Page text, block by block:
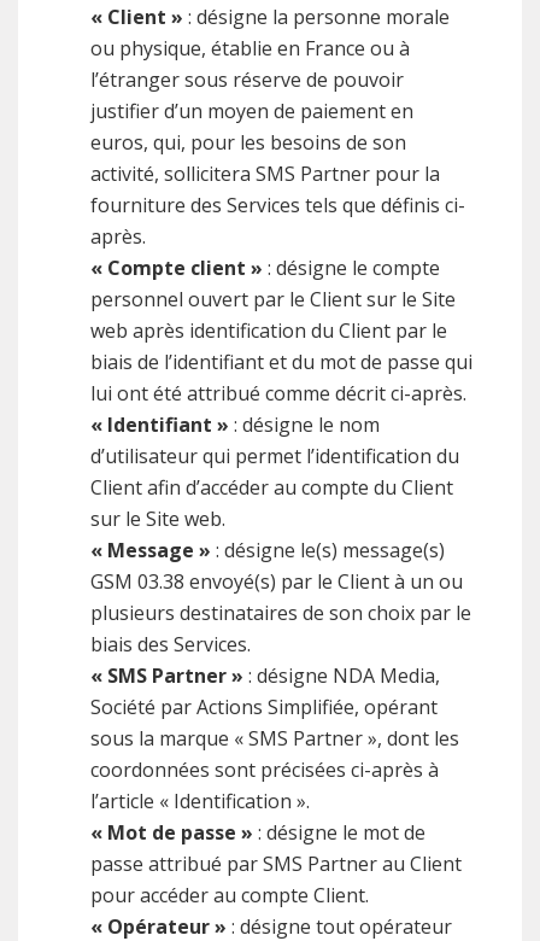
« Client » : désigne la personne morale
ou physique, établie en France ou à
l’étranger sous réserve de pouvoir
justifier d’un moyen de paiement en
euros, qui, pour les besoins de son
activité, sollicitera SMS Partner pour la
fourniture des Services tels que définis ci-
après.
« Compte client » : désigne le compte
personnel ouvert par le Client sur le Site
web après identification du Client par le
biais de l’identifiant et du mot de passe qui
lui ont été attribué comme décrit ci-après.
« Identifiant » : désigne le nom
d’utilisateur qui permet l’identification du
Client afin d’accéder au compte du Client
sur le Site web.
« Message » : désigne le(s) message(s)
GSM 03.38 envoyé(s) par le Client à un ou
plusieurs destinataires de son choix par le
biais des Services.
« SMS Partner » : désigne NDA Media,
Société par Actions Simplifiée, opérant
sous la marque « SMS Partner », dont les
coordonnées sont précisées ci-après à
l’article « Identification ».
« Mot de passe » : désigne le mot de
passe attribué par SMS Partner au Client
pour accéder au compte Client.
« Opérateur » : désigne tout opérateur